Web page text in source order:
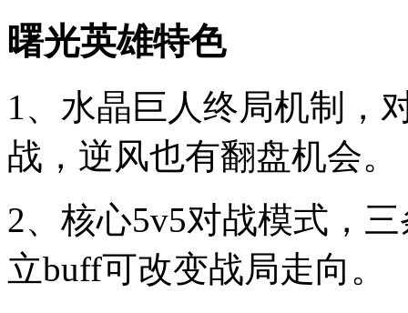
曙光英雄特色
1、水晶巨人终局机制，
战，逆风也有翻盘机会。
2、核心5v5对战模式，
立buff可改变战局走向。